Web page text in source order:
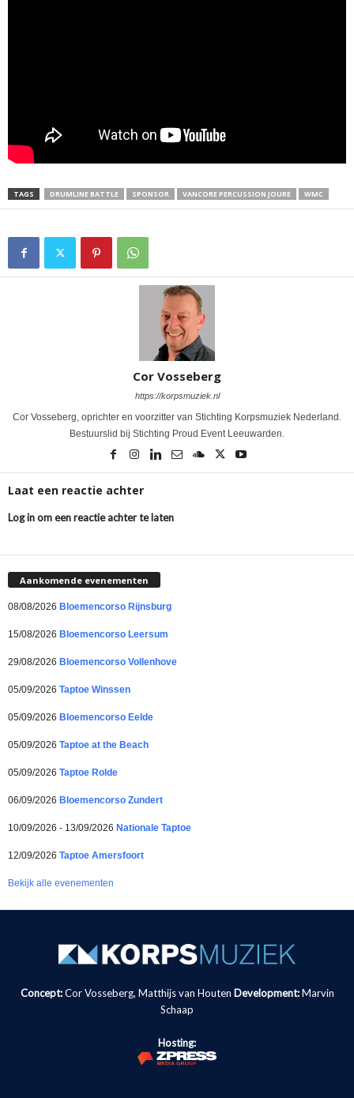
TAGS DRUMLINE BATTLE SPONSOR VANCORE PERCUSSION JOURE WMC
Cor Vosseberg
https://korpsmuziek.nl
Cor Vosseberg, oprichter en voorzitter van Stichting Korpsmuziek Nederland.
Bestuurslid bij Stichting Proud Event Leeuwarden.
Laat een reactie achter
Log in om een reactie achter te laten
Aankomende evenementen
08/08/2026 Bloemencorso Rijnsburg
15/08/2026 Bloemencorso Leersum
29/08/2026 Bloemencorso Vollenhove
05/09/2026 Taptoe Winssen
05/09/2026 Bloemencorso Eelde
05/09/2026 Taptoe at the Beach
05/09/2026 Taptoe Rolde
06/09/2026 Bloemencorso Zundert
10/09/2026 - 13/09/2026 Nationale Taptoe
12/09/2026 Taptoe Amersfoort
Bekijk alle evenementen
Concept:Cor Vosseberg, Matthijs van Houten Development: Marvin
Schaap
Hosting: